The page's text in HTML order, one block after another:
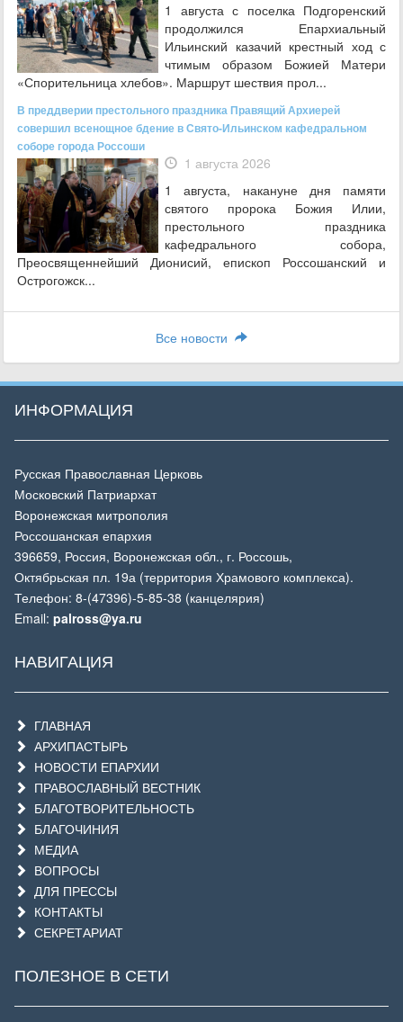
1 августа с поселка Подгоренский
продолжился Епархиальный
Ильинский казачий крестный ход с
чтимым образом Божией Матери
«Спорительница хлебов». Маршрут шествия прол...
В преддверии престольного праздника Правящий Архиерей
совершил всенощное бдение в Свято-Ильинском кафедральном
соборе города Россоши
1 августа 2026
1 августа, накануне дня памяти
святого пророка Божия Илии,
престольного праздника
кафедрального собора,
Преосвященнейший Дионисий, епископ Россошанский и
Острогожск...
Все новости
ИНФОРМАЦИЯ
Русская Православная Церковь
Московский Патриархат
Воронежская митрополия
Россошанская епархия
396659, Россия, Воронежская обл., г. Россошь,
Октябрьская пл. 19а (территория Храмового комплекса).
Телефон: 8-(47396)-5-85-38 (канцелярия)
Email: palross@ya.ru
НАВИГАЦИЯ
ГЛАВНАЯ
АРХИПАСТЫРЬ
НОВОСТИ ЕПАРХИИ
ПРАВОСЛАВНЫЙ ВЕСТНИК
БЛАГОТВОРИТЕЛЬНОСТЬ
БЛАГОЧИНИЯ
МЕДИА
ВОПРОСЫ
ДЛЯ ПРЕССЫ
КОНТАКТЫ
СЕКРЕТАРИАТ
ПОЛЕЗНОЕ В СЕТИ